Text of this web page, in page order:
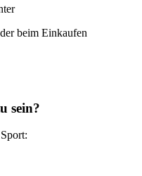
beim Einkaufen
sein?